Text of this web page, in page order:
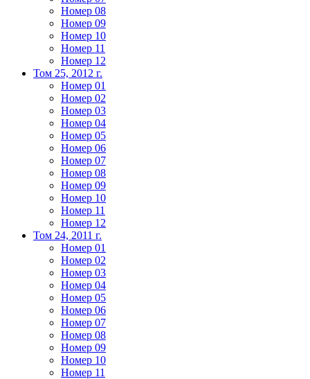
Номер 08
Номер 09
Номер 10
Номер 11
Номер 12
Том 25, 2012 г.
Номер 01
Номер 02
Номер 03
Номер 04
Номер 05
Номер 06
Номер 07
Номер 08
Номер 09
Номер 10
Номер 11
Номер 12
Том 24, 2011 г.
Номер 01
Номер 02
Номер 03
Номер 04
Номер 05
Номер 06
Номер 07
Номер 08
Номер 09
Номер 10
Номер 11